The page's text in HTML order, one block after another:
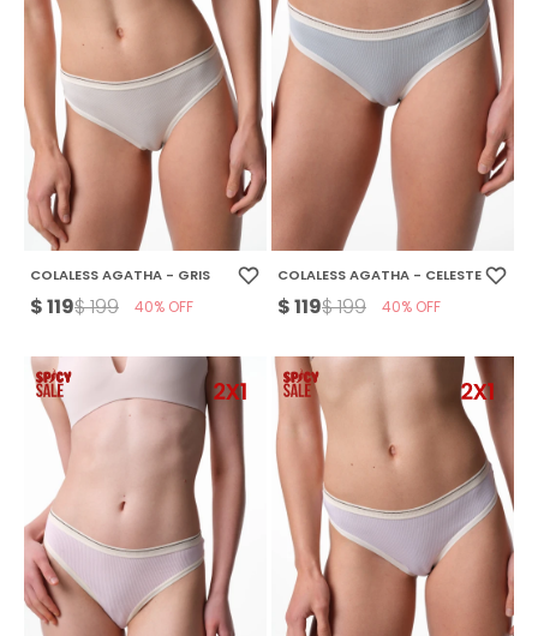
COLALESS AGATHA - GRIS
$119$199 40
COLALESS AGATHA - CELESTE
$119$199 40